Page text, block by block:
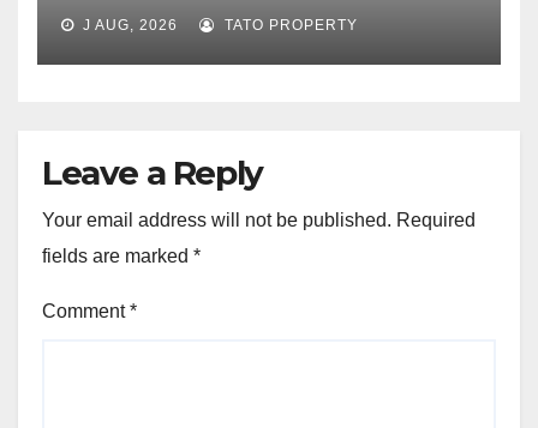
J AUG, 2026 TATO PROPERTY
Leave a Reply
Your email address will not be published. Required
fields are marked *
Comment*